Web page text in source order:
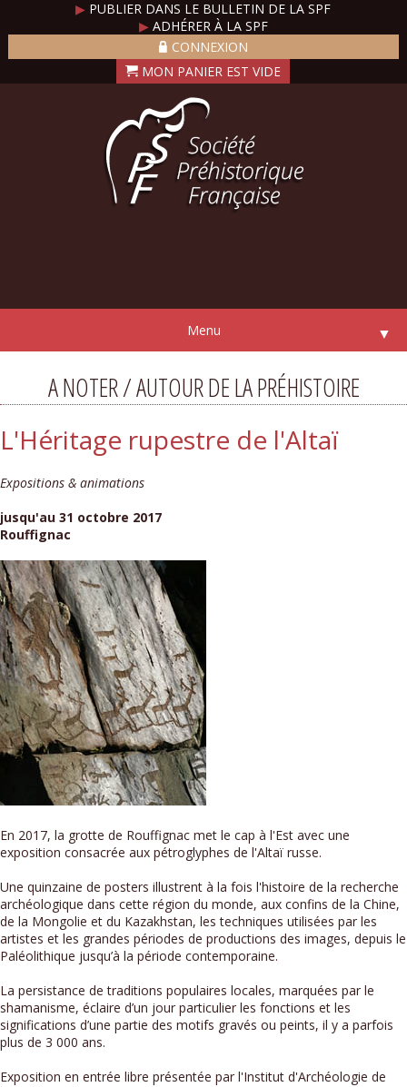
▶ PUBLIER DANS LE BULLETIN DE LA SPF
▶ADHÉRER À LA SPF
CONNEXION
Menu ▼
A NOTER / AUTOUR DE LA PRÉHISTOIRE
L'Héritage rupestre de l'Altaï
Expositions & animations
jusqu'au 31 octobre 2017
Rouffignac
En 2017, la grotte de Rouffignac met le cap à l'Est avec une
exposition consacrée aux pétroglyphes de l'Altaï russe.
Une quinzaine de posters illustrent à la fois l'histoire de la recherche
archéologique dans cette région du monde, aux confins de la Chine,
de la Mongolie et du Kazakhstan, les techniques utilisées par les
artistes et les grandes périodes de productions des images, depuis le
Paléolithique jusqu’à la période contemporaine.
La persistance de traditions populaires locales, marquées par le
shamanisme, éclaire d’un jour particulier les fonctions et les
significations d’une partie des motifs gravés ou peints, il y a parfois
plus de 3 000 ans.
Exposition en entrée libre présentée par l'Institut d'Archéologie de